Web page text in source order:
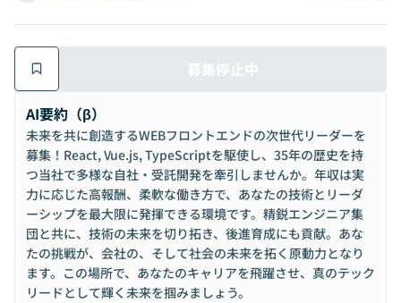
募集停止中
AI要約（β）
未来を共に創造するWEBフロントエンドの次世代リーダーを
募集！React, Vue.js, TypeScriptを駆使し、35年の歴史を持
つ当社で多様な自社・受託開発を牽引しませんか。年収は実
力に応じた高報酬、柔軟な働き方で、あなたの技術とリーダ
ーシップを最大限に発揮できる環境です。精鋭エンジニア集
団と共に、技術の未来を切り拓き、後進育成にも貢献。あな
たの挑戦が、会社の、そして社会の未来を拓く原動力となり
ます。この場所で、あなたのキャリアを飛躍させ、真のテック
リードとして輝く未来を掴みましょう。